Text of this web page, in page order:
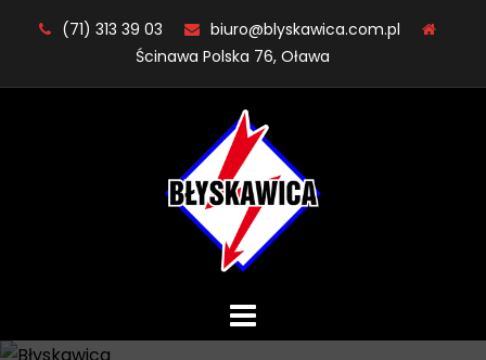
(71) 313 39 03
biuro@blyskawica.com.pl
Ścinawa Polska 76, Oława